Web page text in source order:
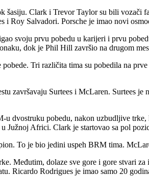
Clark i Trevor Taylor su bili
i Roy Salvadori. Porsche je imao novi
svoju prvu pobedu u karijeri i prvu
dok je Phil Hill završio na drugom
Tri različita tima su pobedila na
završavaju Surtees i McLaren. Surtees
dvostruku pobedu, nakon uzbudljive
Africi. Clark je startovao sa pol
To je bio jedini uspeh BRM tima.
Međutim, dolaze sve gore i gore stvari
Ricardo Rodrigues je imao samo 20